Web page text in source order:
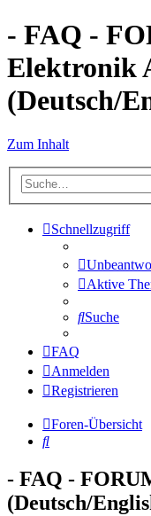
- FAQ -
Elektronik
(Deutsch/
Zum Inhalt
Schnellzugriff
Aktive
Suche
FAQ
Anmelden
Registrieren
Foren-Übersicht
Suche
- FAQ -
(Deutsch/